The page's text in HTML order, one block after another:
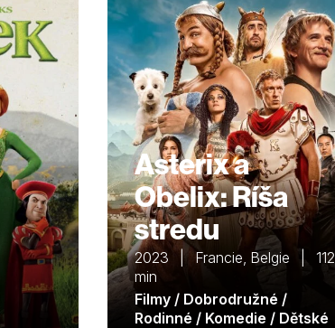
Asterix a
Obelix: Ríša
stredu
2023 | Francie, Belgie | 112
min
Filmy / Dobrodružné /
Rodinné / Komedie / Dětské